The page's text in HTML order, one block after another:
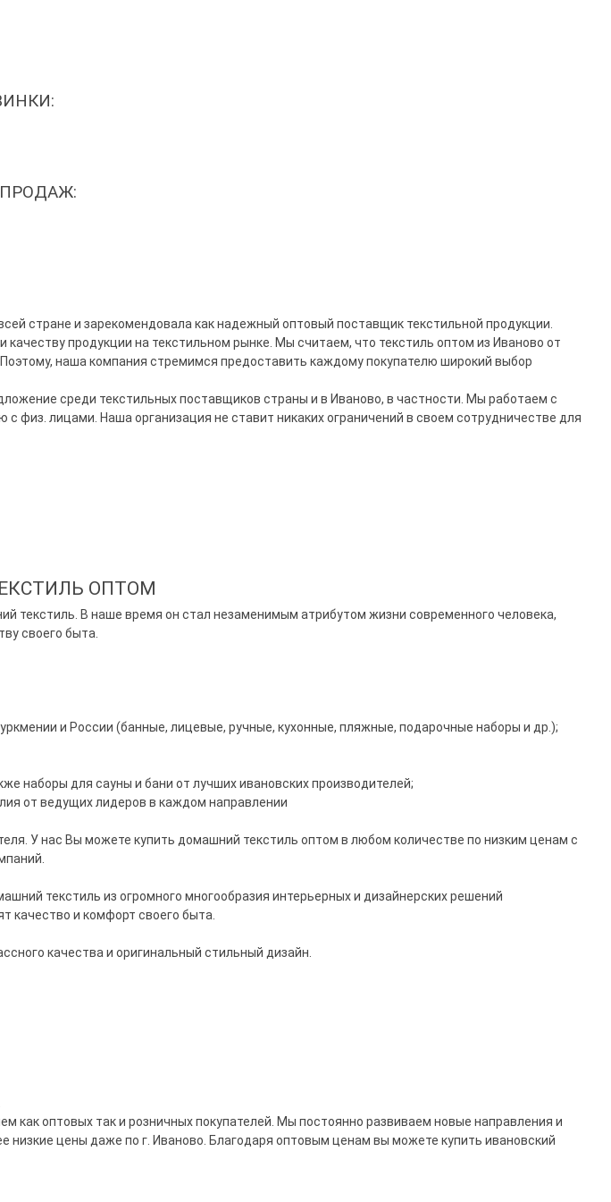
стране и зарекомендовала как надежный оптовый поставщик текстильной продукции.
продукции на текстильном рынке. Мы считаем, что текстиль оптом из Иваново от
наша компания стремимся предоставить каждому покупателю широкий выбор
среди текстильных поставщиков страны и в Иваново, в частности. Мы работаем c
лицами. Наша организация не ставит никаких ограничений в своем сотрудничестве для
ОПТОМ
текстиль. В наше время он стал незаменимым атрибутом жизни современного человека,
своего быта.
и России (банные, лицевые, ручные, кухонные, пляжные, подарочные наборы и др.);
наборы для сауны и бани от лучших ивановских производителей;
от ведущих лидеров в каждом направлении
У нас Вы можете купить домашний текстиль оптом в любом количестве по низким ценам с
текстиль из огромного многообразия интерьерных и дизайнерских решений
качество и комфорт своего быта.
качества и оригинальный стильный дизайн.
оптовых так и розничных покупателей. Мы постоянно развиваем новые направления и
цены даже по г. Иваново. Благодаря оптовым ценам вы можете купить ивановский